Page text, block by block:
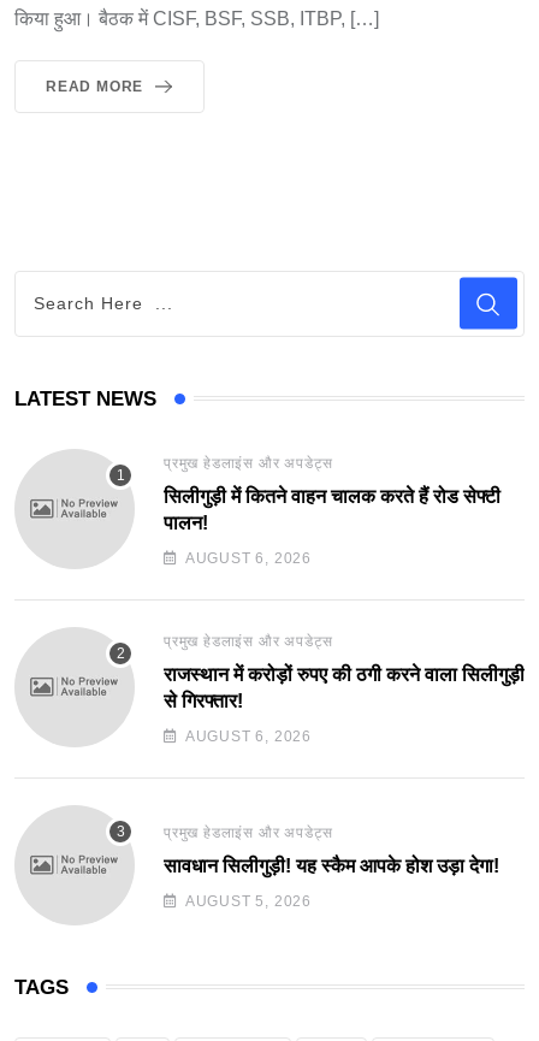
किया हुआ। बैठक में CISF, BSF, SSB, ITBP, […]
READ MORE
LATEST NEWS
प्रमुख हेडलाइंस और अपडेट्स
सिलीगुड़ी में कितने वाहन चालक करते हैं रोड सेफ्टी
पालन!
AUGUST 6, 2026
प्रमुख हेडलाइंस और अपडेट्स
राजस्थान में करोड़ों रुपए की ठगी करने वाला सिलीगुड़ी
से गिरफ्तार!
AUGUST 6, 2026
प्रमुख हेडलाइंस और अपडेट्स
सावधान सिलीगुड़ी! यह स्कैम आपके होश उड़ा देगा!
AUGUST 5, 2026
TAGS